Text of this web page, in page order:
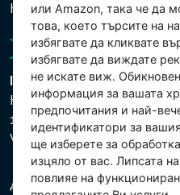
Настройки на
Intex Trading, s.r.o.
Hradecká 2526/3
130 00 Praha 3
Vinohrady - Česká republika
Дружеството е
или Amazon, така че да
това, което търсите на
избягвате да кликвате
избягвате да виждате
не искате виж.
информация за вашата
предпочитания и най-
идентификатори за
ще изберете за
изцяло от вас. Липсата
повлияе на